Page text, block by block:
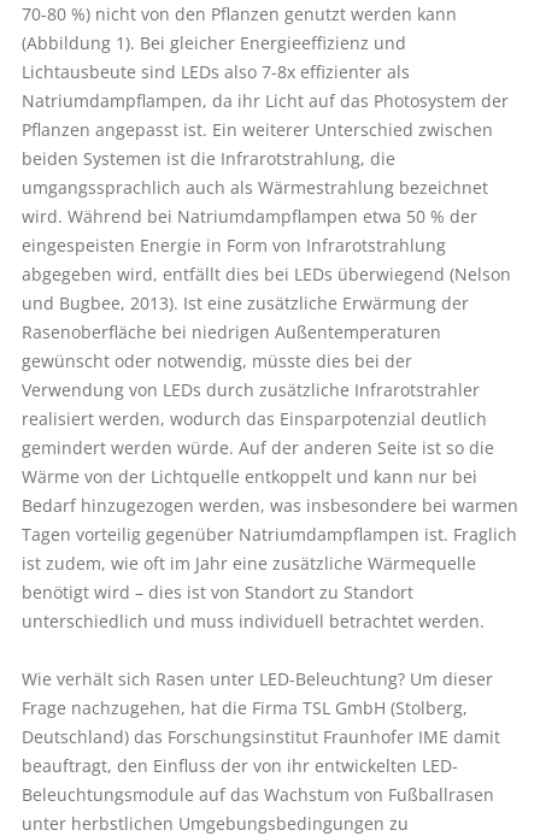
70-80 %) nicht von den Pflanzen genutzt werden kann
(Abbildung 1). Bei gleicher Energieeffizienz und
Lichtausbeute sind LEDs also 7-8x effizienter als
Natriumdampflampen, da ihr Licht auf das Photosystem der
Pflanzen angepasst ist. Ein weiterer Unterschied zwischen
beiden Systemen ist die Infrarotstrahlung, die
umgangssprachlich auch als Wärmestrahlung bezeichnet
wird. Während bei Natriumdampflampen etwa 50 % der
eingespeisten Energie in Form von Infrarotstrahlung
abgegeben wird, entfällt dies bei LEDs überwiegend (Nelson
und Bugbee, 2013). Ist eine zusätzliche Erwärmung der
Rasenoberfläche bei niedrigen Außentemperaturen
gewünscht oder notwendig, müsste dies bei der
Verwendung von LEDs durch zusätzliche Infrarotstrahler
realisiert werden, wodurch das Einsparpotenzial deutlich
gemindert werden würde. Auf der anderen Seite ist so die
Wärme von der Lichtquelle entkoppelt und kann nur bei
Bedarf hinzugezogen werden, was insbesondere bei warmen
Tagen vorteilig gegenüber Natriumdampflampen ist. Fraglich
ist zudem, wie oft im Jahr eine zusätzliche Wärmequelle
benötigt wird – dies ist von Standort zu Standort
unterschiedlich und muss individuell betrachtet werden.
Wie verhält sich Rasen unter LED-Beleuchtung? Um dieser
Frage nachzugehen, hat die Firma TSL GmbH (Stolberg,
Deutschland) das Forschungsinstitut Fraunhofer IME damit
beauftragt, den Einfluss der von ihr entwickelten LED-
Beleuchtungsmodule auf das Wachstum von Fußballrasen
unter herbstlichen Umgebungsbedingungen zu